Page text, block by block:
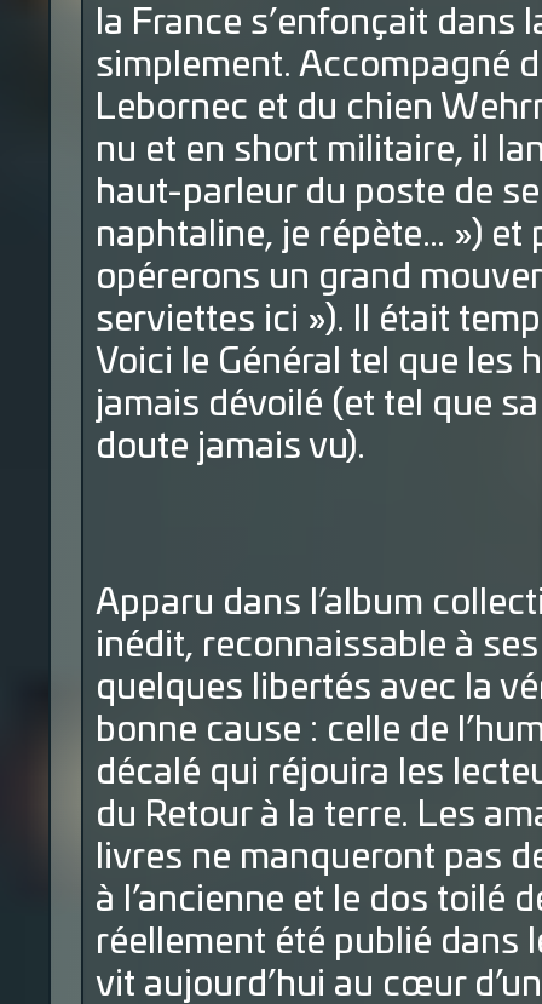
la France s’enfonçait dans
simplement. Accompagné
Lebornec et du chien
nu et en short militaire, il
haut-parleur du poste de
naphtaline, je répète… ») et
opérerons un grand
serviettes ici »). Il était
Voici le Général tel que les
jamais dévoilé (et tel que
doute jamais vu).
Apparu dans l’album
inédit, reconnaissable à
quelques libertés avec la
bonne cause : celle de
décalé qui réjouira les
du Retour à la terre. Les
livres ne manqueront pas
à l’ancienne et le dos toilé
réellement été publié dans
vit aujourd’hui au cœur